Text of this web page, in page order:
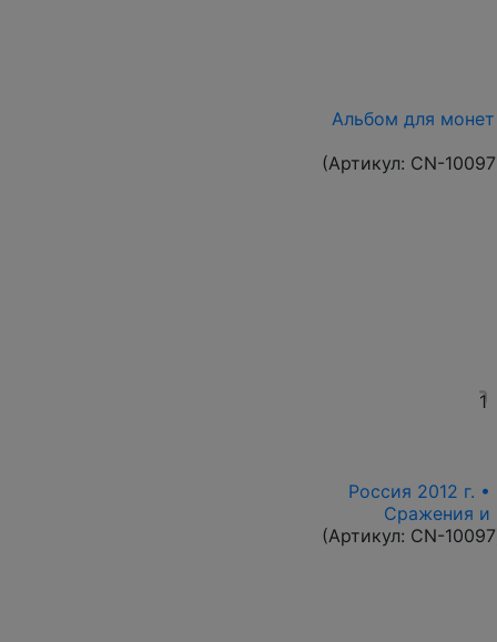
Альбом для
(Артикул: CN-
1
Россия 2012 г.
Сражения и
(Артикул: CN-10097